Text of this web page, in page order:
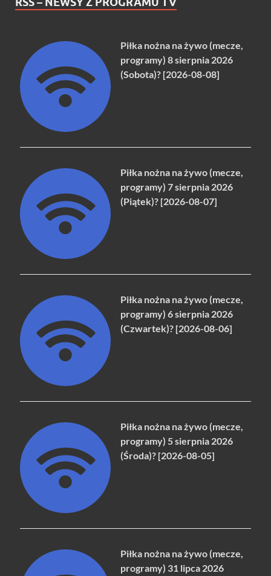
Piłka nożna na żywo (mecze,
programy) 8 sierpnia 2026
(Sobota)? [2026-08-08]
Piłka nożna na żywo (mecze,
programy) 7 sierpnia 2026
(Piątek)? [2026-08-07]
Piłka nożna na żywo (mecze,
programy) 6 sierpnia 2026
(Czwartek)? [2026-08-06]
Piłka nożna na żywo (mecze,
programy) 5 sierpnia 2026
(Środa)? [2026-08-05]
Piłka nożna na żywo (mecze,
programy) 31 lipca 2026